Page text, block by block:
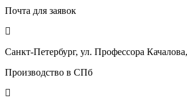
Почта для заявок
Санкт-Петербург, ул. Профессора
Производство в СПб